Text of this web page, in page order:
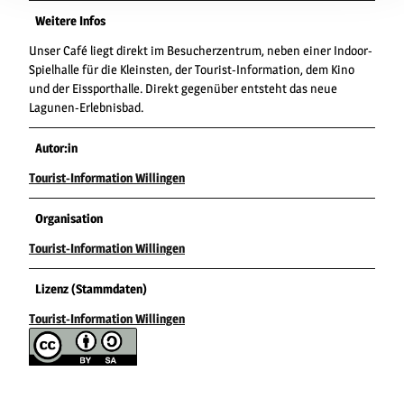
Weitere Infos
Unser Café liegt direkt im Besucherzentrum, neben einer Indoor-
Spielhalle für die Kleinsten, der Tourist-Information, dem Kino
und der Eissporthalle. Direkt gegenüber entsteht das neue
Lagunen-Erlebnisbad.
Autor:in
Tourist-Information Willingen
Organisation
Tourist-Information Willingen
Lizenz (Stammdaten)
Tourist-Information Willingen